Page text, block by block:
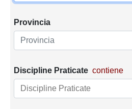
Provincia
Provincia
Discipline Praticate contiene